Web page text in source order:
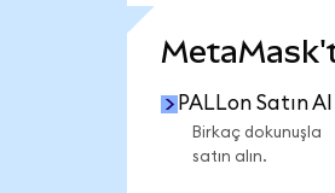
PALLon Satın Al
Birkaç dokunuşla
satın alın.